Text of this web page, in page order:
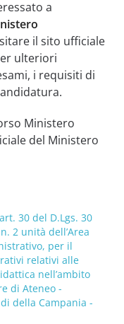
a
il sito ufficiale
ulteriori
i requisiti di
Ministero
del Ministero
30 del D.Lgs. 30
2 unità dell’Area
per il
relativi alle
nell’ambito
di Ateneo -
della Campania -